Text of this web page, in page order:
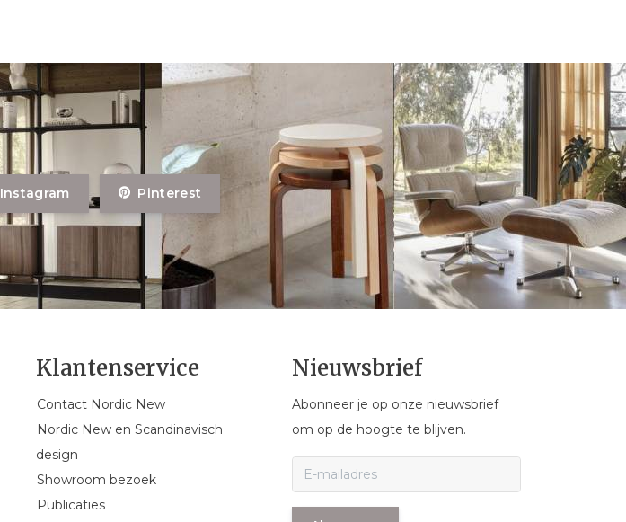
Instagram Pinterest
Klantenservice
Contact Nordic New
Nordic New en Scandinavisch
design
Showroom bezoek
Publicaties
Nieuwsbrief
Abonneer je op onze nieuwsbrief
om op de hoogte te blijven.